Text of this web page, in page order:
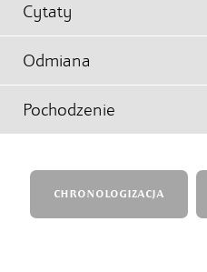
Cytaty
Odmiana
Pochodzenie
CHRONOLOGIZACJA